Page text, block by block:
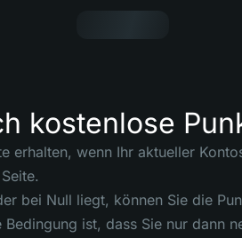
kostenlose
erhalten, wenn Ihr aktueller
bei Null liegt, können Sie die
ist, dass Sie nur dann